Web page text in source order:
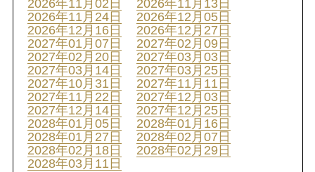
2026年11月02日
2026年11月13日
2026年11月24日
2026年12月05日
2026年12月16日
2026年12月27日
2027年01月07日
2027年02月09日
2027年02月20日
2027年03月03日
2027年03月14日
2027年03月25日
2027年10月31日
2027年11月11日
2027年11月22日
2027年12月03日
2027年12月14日
2027年12月25日
2028年01月05日
2028年01月16日
2028年01月27日
2028年02月07日
2028年02月18日
2028年02月29日
2028年03月11日